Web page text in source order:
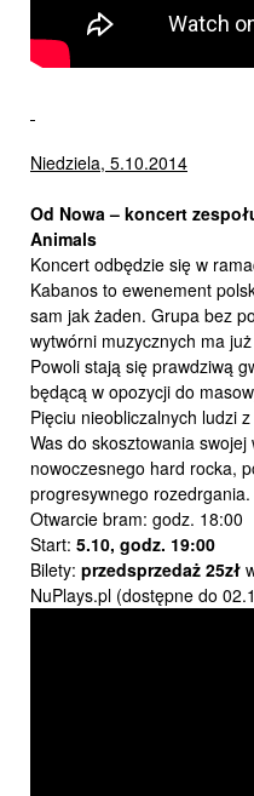
Niedziela, 5.10.2014
Od Nowa – koncert
Animals
Koncert odbędzie się w
Kabanos to ewenement
sam jak żaden. Grupa bez
wytwórni muzycznych ma
Powoli stają się prawdziwą
będącą w opozycji do
Pięciu nieobliczalnych ludzi
Was do skosztowania
nowoczesnego hard rocka,
progresywnego rozedrgania.
Otwarcie bram: godz. 18:00
Start: 5.10, godz. 19:00
Bilety: przedsprzedaż 25zł
NuPlays.pl (dostępne do